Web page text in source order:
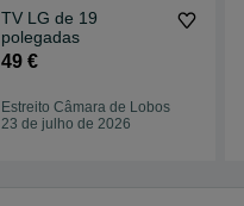
TV LG de 19
polegadas
49 €
Estreito Câmara de Lobos
23 de julho de 2026